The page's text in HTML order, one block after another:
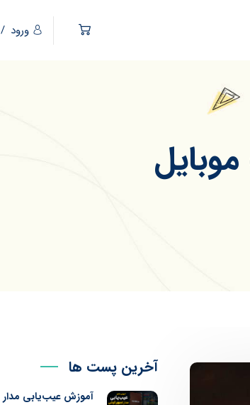
ورود /
آخرین پست ها
آموزش عیب‌یابی مدار